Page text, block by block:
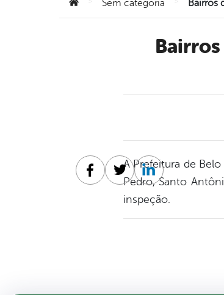
Sem categoria
Bairros de Belo Jardim recebe ações de saneamento da
A Prefeitura de
Pedro, Santo
inspeção.
Facebook
TwitterLinkedin